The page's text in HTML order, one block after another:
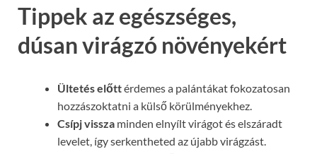
Tippek az egészséges,
dúsan virágzó növényekért
Ültetés előttérdemes a palántákat fokozatosan
hozzászoktatni a külső körülményekhez.
Csípj vissza minden elnyílt virágot és elszáradt
levelet, így serkentheted az újabb virágzást.